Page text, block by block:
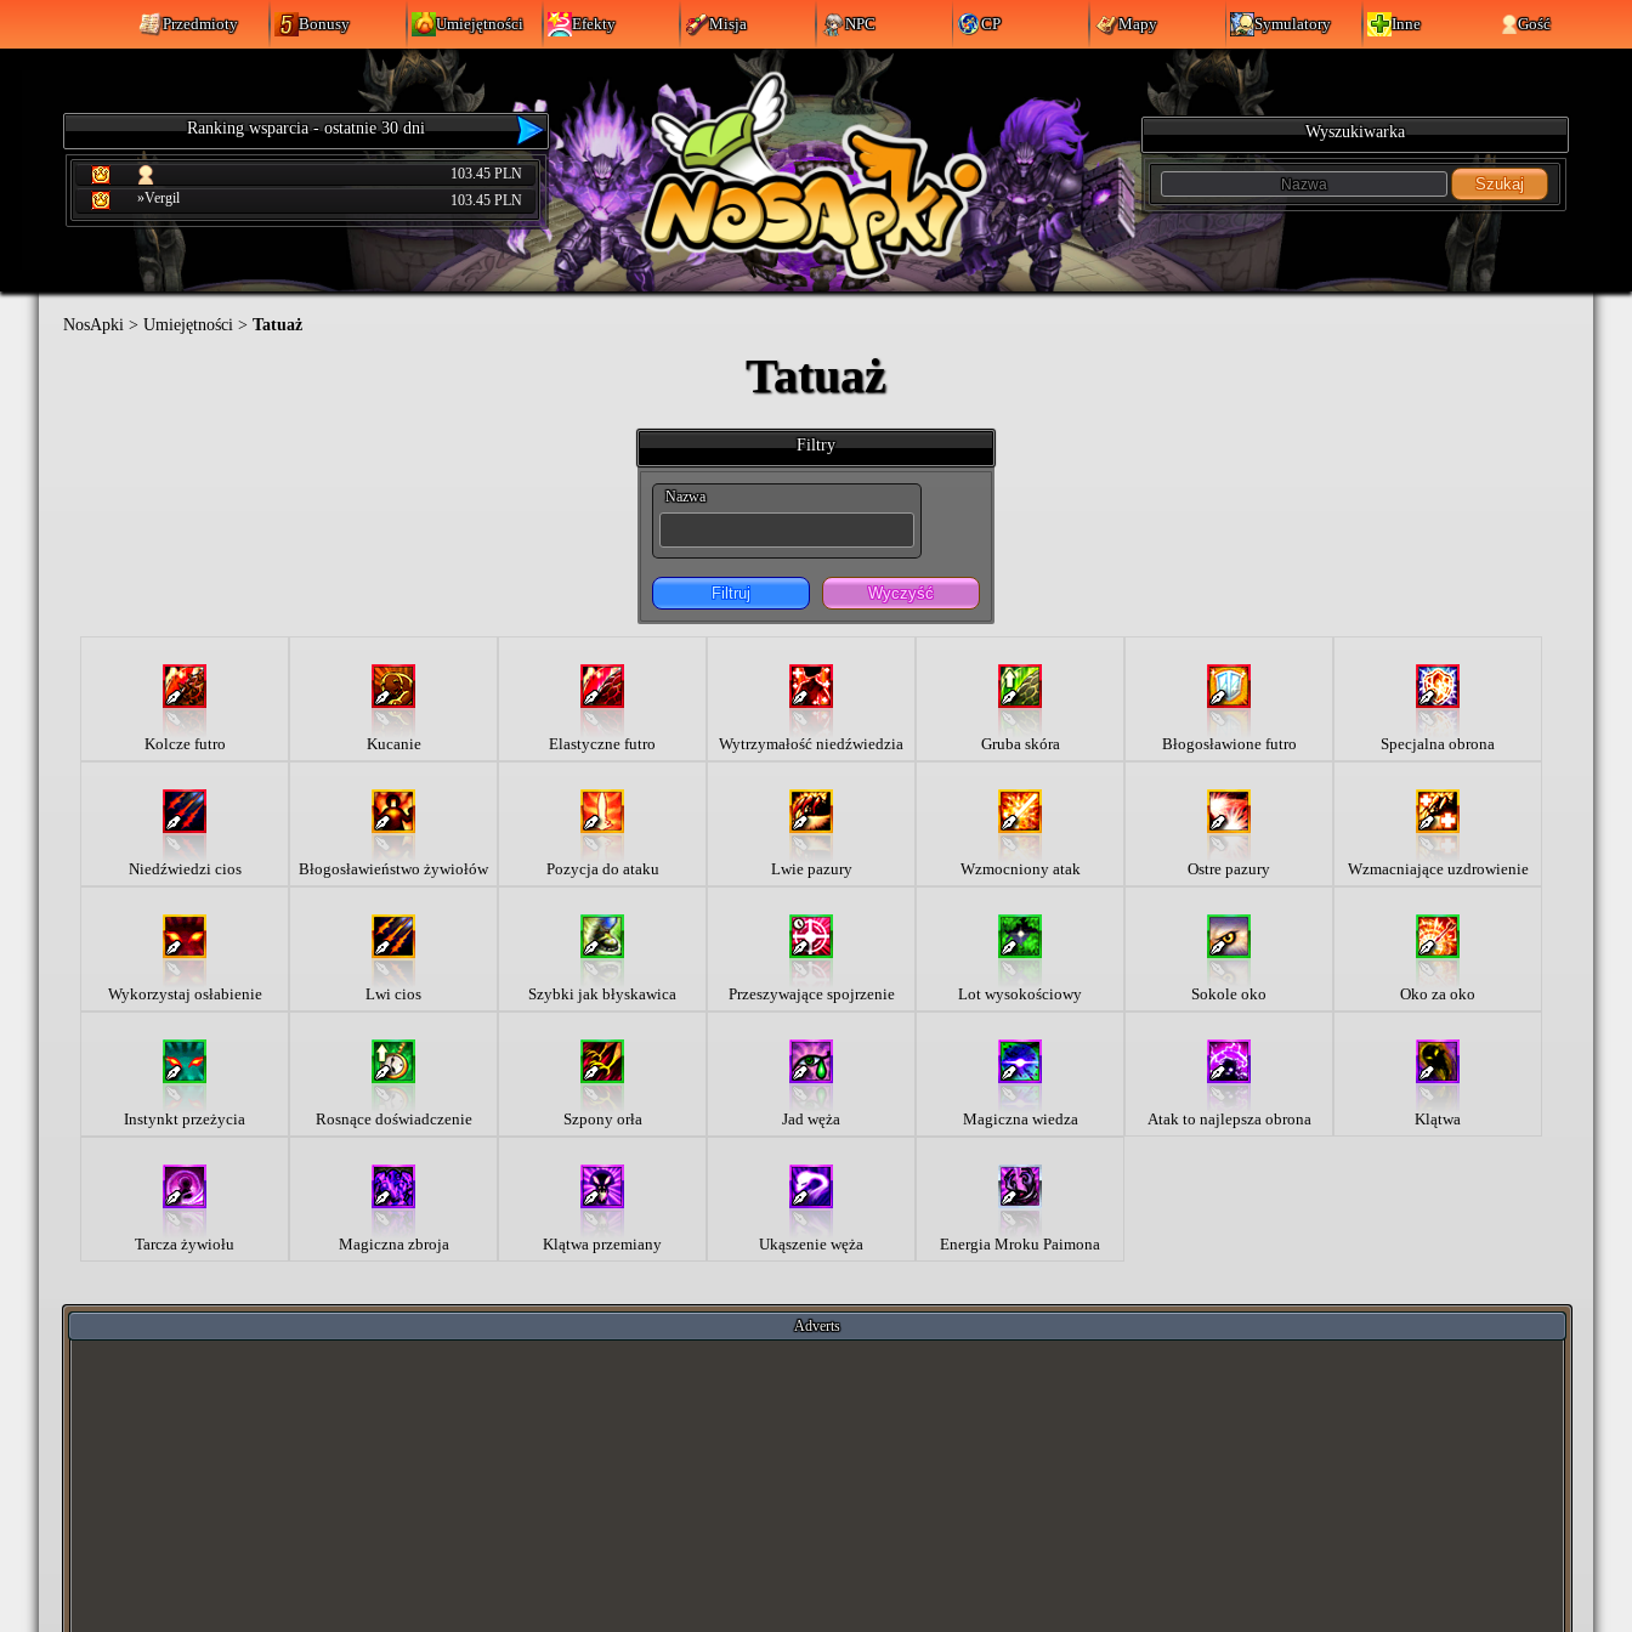
Przedmioty Bonusy Umiejętności Efekty Misja NPC CP Mapy Symulatory Inne Gość
Ranking wsparcia - ostatnie 30 dni
103.45 PLN
»Vergil
103.45 PLN
Wyszukiwarka
Szukaj
NosApki > Umiejętności > Tatuaż
Tatuaż
Filtry
Nazwa
Filtruj Wyczyść
Kolcze futro Kucanie Elastyczne futro Wytrzymałość niedźwiedzia Gruba skóra Błogosławione futro Specjalna obrona
Niedźwiedzi cios Błogosławieństwo żywiołów Pozycja do ataku Lwie pazury Wzmocniony atak Ostre pazury Wzmacniające uzdrowienie
Wykorzystaj osłabienie Lwi cios Szybki jak błyskawica Przeszywające spojrzenie Lot wysokościowy Sokole oko Oko za oko
Instynkt przeżycia Rosnące doświadczenie Szpony orła Jad węża Magiczna wiedza Atak to najlepsza obrona Klątwa
Tarcza żywiołu Magiczna zbroja Klątwa przemiany Ukąszenie węża Energia Mroku Paimona
Adverts